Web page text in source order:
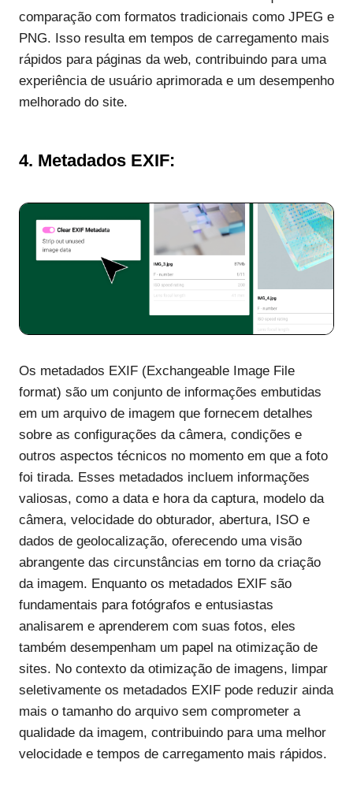
comparação com formatos tradicionais como JPEG e
PNG. Isso resulta em tempos de carregamento mais
rápidos para páginas da web, contribuindo para uma
experiência de usuário aprimorada e um desempenho
melhorado do site.
4. Metadados EXIF:
Os metadados EXIF (Exchangeable Image File
format) são um conjunto de informações embutidas
em um arquivo de imagem que fornecem detalhes
sobre as configurações da câmera, condições e
outros aspectos técnicos no momento em que a foto
foi tirada. Esses metadados incluem informações
valiosas, como a data e hora da captura, modelo da
câmera, velocidade do obturador, abertura, ISO e
dados de geolocalização, oferecendo uma visão
abrangente das circunstâncias em torno da criação
da imagem. Enquanto os metadados EXIF são
fundamentais para fotógrafos e entusiastas
analisarem e aprenderem com suas fotos, eles
também desempenham um papel na otimização de
sites. No contexto da otimização de imagens, limpar
seletivamente os metadados EXIF pode reduzir ainda
mais o tamanho do arquivo sem comprometer a
qualidade da imagem, contribuindo para uma melhor
velocidade e tempos de carregamento mais rápidos.